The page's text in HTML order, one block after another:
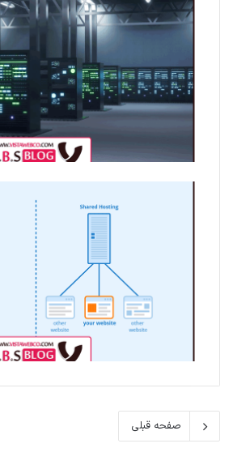
صفحه قبلی